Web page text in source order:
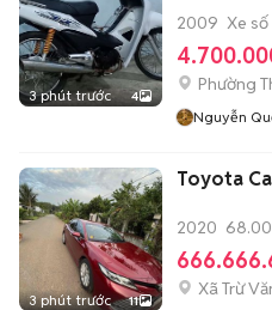
3 phút trước 4
2009 Xe số
Phường
Nguyễn
3 phút trước 11
Toyota
2020
Xã Trừ